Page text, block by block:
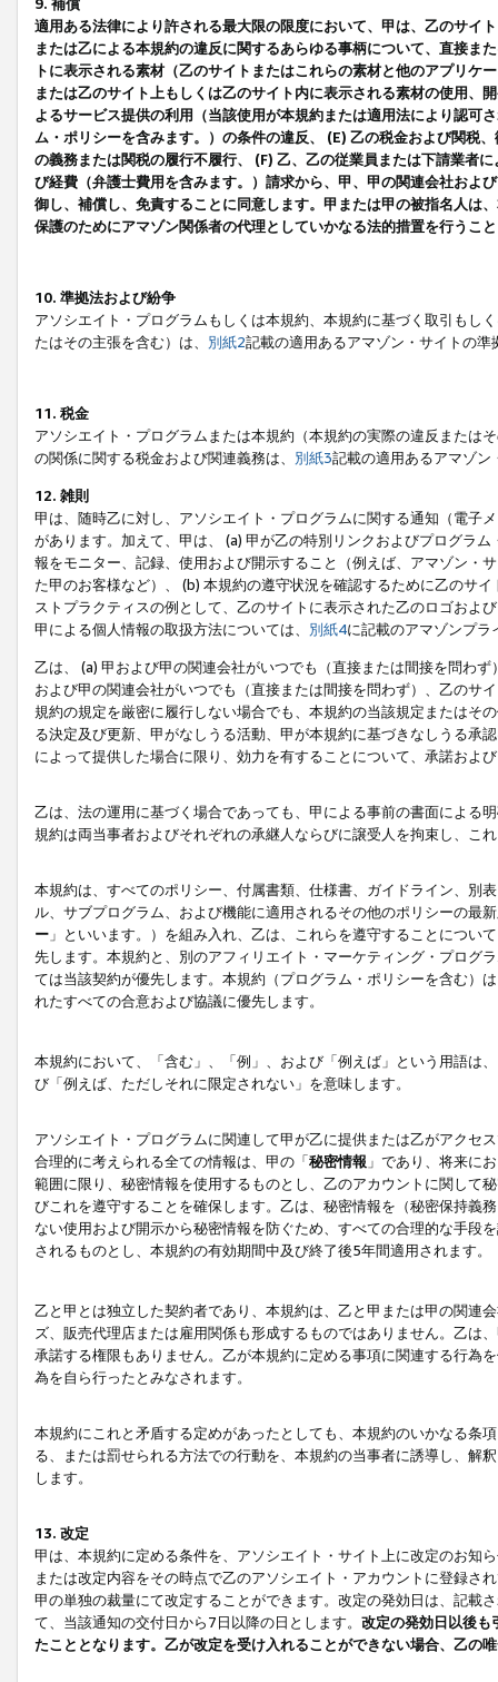
9. 補償
適用ある法律により許される最大限の限度において、甲は、乙のサイ
または乙による本規約の違反に関するあらゆる事柄について、直接ま
トに表示される素材（乙のサイトまたはこれらの素材と他のアプリ
または乙のサイト上もしくは乙のサイト内に表示される素材の使用、
よるサービス提供の利用（当該使用が本規約または適用法により認可
ム・ポリシーを含みます。）の条件の違反、 (E) 乙の税金および関税
の義務または関税の履行不履行、 (F) 乙、乙の従業員または下請業者
び経費（弁護士費用を含みます。）請求から、甲、甲の関連会社およ
御し、補償し、免責することに同意します。甲または甲の被指名人は
保護のためにアマゾン関係者の代理としていかなる法的措置を行うこ
10. 準拠法および紛争
アソシエイト・プログラムもしくは本規約、本規約に基づく取引もし
たはその主張を含む）は、 別紙2記載の適用あるアマゾン・サイトの
11. 税金
アソシエイト・プログラムまたは本規約（本規約の実際の違反または
の関係に関する税金および関連義務は、 別紙3記載の適用あるアマゾン
12. 雑則
甲は、随時乙に対し、アソシエイト・プログラムに関する通知（電子
があります。加えて、甲は、 (a) 甲が乙の特別リンクおよびプログラ
報をモニター、記録、使用および開示すること（例えば、アマゾン・
た甲のお客様など）、 (b) 本規約の遵守状況を確認するために乙のサ
ストプラクティスの例として、乙のサイトに表示された乙のロゴおよ
甲による個人情報の取扱方法については、 別紙4に記載のアマゾンプ
乙は、 (a) 甲および甲の関連会社がいつでも（直接または間接を問わ
および甲の関連会社がいつでも（直接または間接を問わず）、乙のサ
規約の規定を厳密に履行しない場合でも、本規約の当該規定またはそ
る決定及び更新、甲がなしうる活動、甲が本規約に基づきなしうる承
によって提供した場合に限り、効力を有することについて、承諾およ
乙は、法の運用に基づく場合であっても、甲による事前の書面による
規約は両当事者およびそれぞれの承継人ならびに譲受人を拘束し、こ
本規約は、すべてのポリシー、付属書類、仕様書、ガイドライン、別
ル、サブプログラム、および機能に適用されるその他のポリシーの最
ー 」といいます。）を組み入れ、乙は、これらを遵守することにつ
先します。本規約と、別のアフィリエイト・マーケティング・プログ
ては当該契約が優先します。本規約（プログラム・ポリシーを含む）
れたすべての合意および協議に優先します。
本規約において、「含む」、「例」、および「例えば」という用語は
び「例えば、ただしそれに限定されない」を意味します。
アソシエイト・プログラムに関連して甲が乙に提供または乙がアクセ
合理的に考えられる全ての情報は、甲の「秘密情報 」であり、将来に
範囲に限り、秘密情報を使用するものとし、乙のアカウントに関して
びこれを遵守することを確保します。乙は、秘密情報を（秘密保持義
ない使用および開示から秘密情報を防ぐため、すべての合理的な手段
されるものとし、本規約の有効期間中及び終了後5年間適用されます。
乙と甲とは独立した契約者であり、本規約は、乙と甲または甲の関連
ズ、販売代理店または雇用関係も形成するものではありません。乙は
承諾する権限もありません。乙が本規約に定める事項に関連する行為
為を自ら行ったとみなされます。
本規約にこれと矛盾する定めがあったとしても、本規約のいかなる条
る、または罰せられる方法での行動を、本規約の当事者に誘導し、解
します。
13. 改定
甲は、本規約に定める条件を、アソシエイト・サイト上に改定のお知
または改定内容をその時点で乙のアソシエイト・アカウントに登録さ
甲の単独の裁量にて改定することができます。改定の発効日は、記載
て、当該通知の交付日から7日以降の日とします。 改定の発効日以後も
たこととなります。乙が改定を受け入れることができない場合、乙の